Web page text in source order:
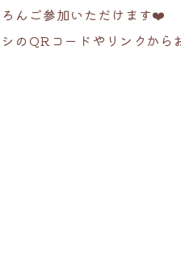
ろんご参加いただけます❤️
のQRコードやリンクから